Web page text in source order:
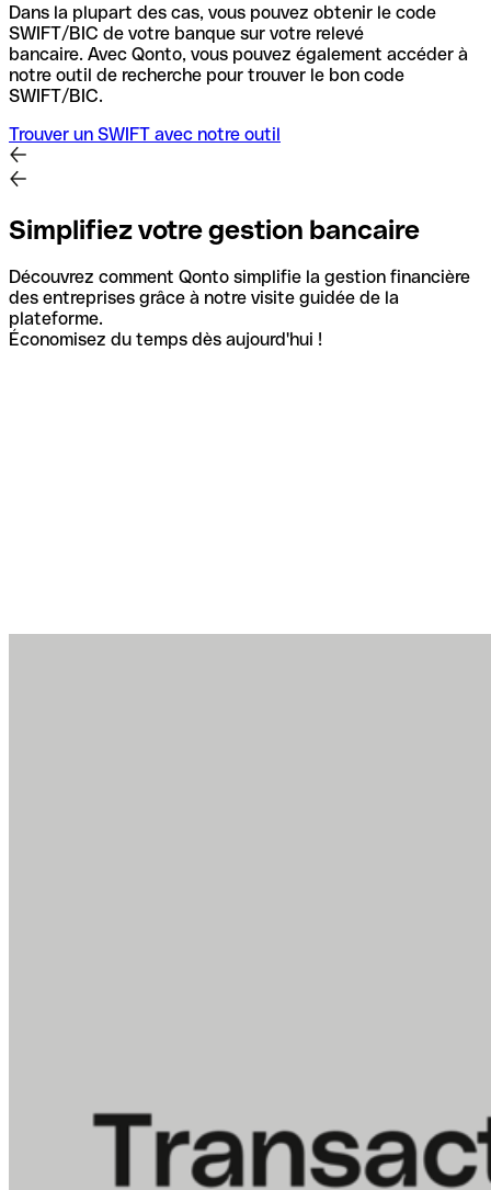
Dans la plupart des cas, vous pouvez obtenir le code
SWIFT/BIC de votre banque sur votre relevé
bancaire. Avec Qonto, vous pouvez également accéder à
notre outil de recherche pour trouver le bon code
SWIFT/BIC.
Trouver un SWIFT avec notre outil
Simplifiez votre gestion bancaire
Découvrez comment Qonto simplifie la gestion financière
des entreprises grâce à notre visite guidée de la
plateforme.
Économisez du temps dès aujourd'hui !